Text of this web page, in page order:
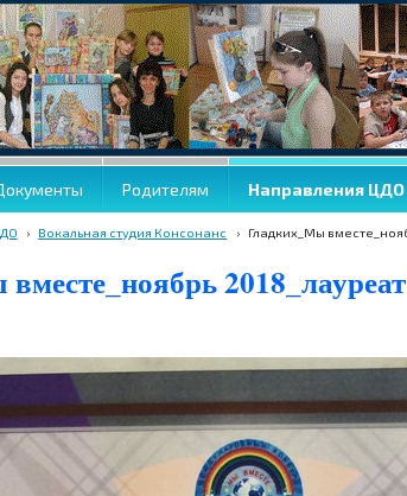
Родителям Направления ЦДО
› Вокальная студия Консонанс › Гладких_Мы